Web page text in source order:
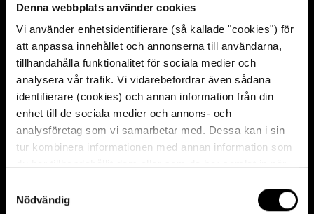
Denna webbplats använder cookies
Vi använder enhetsidentifierare (så kallade "cookies") för
att anpassa innehållet och annonserna till användarna,
tillhandahålla funktionalitet för sociala medier och
analysera vår trafik. Vi vidarebefordrar även sådana
identifierare (cookies) och annan information från din
enhet till de sociala medier och annons- och
analysföretag som vi samarbetar med. Dessa kan i sin
tur kombinera informationen med annan information som
cookies.
Nödvändig
Museum of Wrecks
)גיט נײַע פּערספּעקטיװן אויף
אי היסטאָרישע, אי הײַנטצײַטיקע ענינים. מיט
אויסגעפֿינסן און דיגיטאַלער טעכנאָלאָגיע װילן מיר
דערצײלן װעגן די מענטשן װאָס האָבן געאַרבעט
אויפֿן ים, ים־װעג, שלאַכטפֿעלד – און קבֿר.
די אָ, פֿאַרן עולם, אומבאַקאַנטע װעלט װעט װערן
לעבעדיק דורך אַ סך אינאָװאַטיװע אופֿנים אויף
אויסשטעלונגען און, אויך, װראַקס װעבזײַטל, װאָס